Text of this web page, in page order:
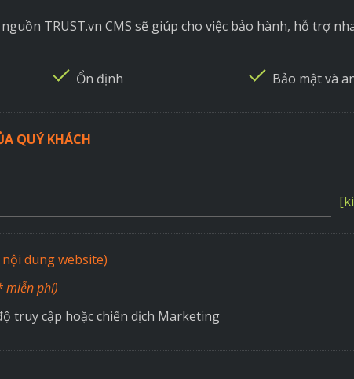
TRUST.vn CMS sẽ giúp cho việc bảo hành, hỗ trợ
Ổn định Bảo mật và
QUÝ KHÁCH
dung website)
miễn phí)
truy cập hoặc chiến dịch Marketing